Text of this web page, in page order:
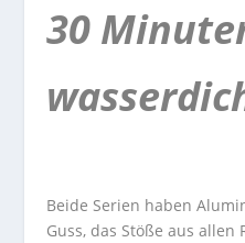
30
Beide Serien haben
Guss, das Stöße aus